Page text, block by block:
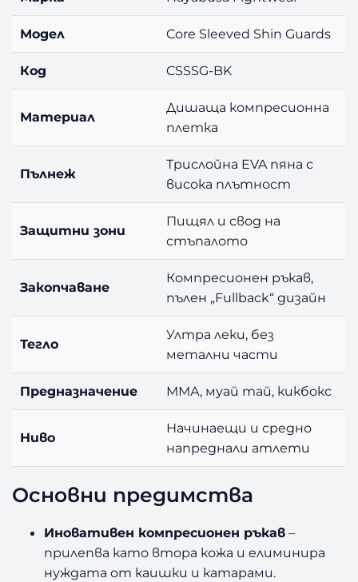
Модел Core Sleeved Shin Guards
Код CSSSG-BK
Материал
Дишаща компресионна
плетка
Пълнеж
Трислойна EVA пяна с
висока плътност
Защитни зони
Пищял и свод на
стъпалото
Закопчаване
Компресионен ръкав,
пълен „Fullback“ дизайн
Тегло
Ултра леки, без
метални части
Предназначение ММА, муай тай, кикбокс
Ниво
Начинаещи и средно
напреднали атлети
Основни предимства
Иновативен компресионен ръкав –
прилепва като втора кожа и елиминира
нуждата от каишки и катарами.